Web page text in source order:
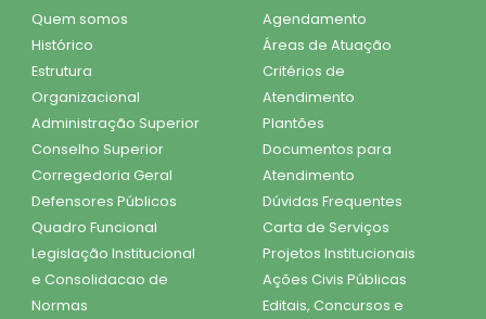
Quem somos
Histórico
Estrutura
Organizacional
Administração Superior
Conselho Superior
Corregedoria Geral
Defensores Públicos
Quadro Funcional
Legislação Institucional
e Consolidacao de
Normas
Agendamento
Áreas de Atuação
Critérios de
Atendimento
Plantões
Documentos para
Atendimento
Dúvidas Frequentes
Carta de Serviços
Projetos Institucionais
Ações Civis Públicas
Editais, Concursos e